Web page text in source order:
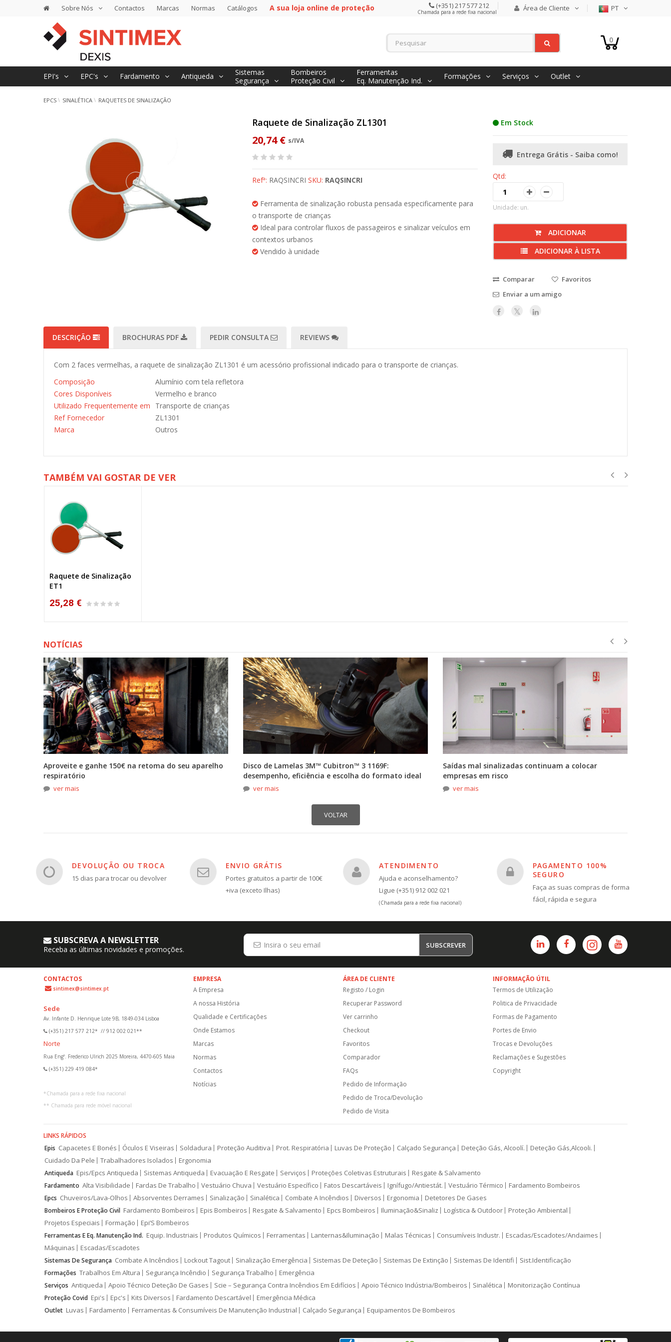
Sobre Nós Contactos Marcas Normas Catálogos A sua loja online de proteção (+351) 217 577 212
Chamada para a rede fixa nacional Área de Cliente PT
0
EPI's EPC's Fardamento Antiqueda
Sistemas
Segurança
Bombeiros
Proteção Civil
Ferramentas
Eq. Manutenção Ind.
Formações Serviços Outlet
EPCS SINALÉTICA RAQUETES DE SINALIZAÇÃO
Raquete de Sinalização ZL1301
20,74 € s/IVA
Refª: RAQSINCRI SKU: RAQSINCRI
Ferramenta de sinalização robusta pensada especificamente para
o transporte de crianças
Ideal para controlar fluxos de passageiros e sinalizar veículos em
contextos urbanos
Vendido à unidade
Em Stock
Entrega Grátis - Saiba como!
Qtd:
Unidade: un.
ADICIONAR
ADICIONAR À LISTA
Comparar
Favoritos
Enviar a um amigo
DESCRIÇÃO BROCHURAS PDF PEDIR CONSULTA REVIEWS
Com 2 faces vermelhas, a raquete de sinalização ZL1301 é um acessório profissional indicado para o transporte de crianças.
Composição
Alumínio com tela refletora
Cores Disponíveis
Vermelho e branco
Utilizado Frequentemente em
Transporte de crianças
Ref Fornecedor
ZL1301
Marca
Outros
TAMBÉM VAI GOSTAR DE VER
Raquete de Sinalização
ET1
25,28 €
NOTÍCIAS
Aproveite e ganhe 150€ na retoma do seu aparelho
respiratório
ver mais
Disco de Lamelas 3M™ Cubitron™ 3 1169F:
desempenho, eficiência e escolha do formato ideal
ver mais
Saídas mal sinalizadas continuam a colocar
empresas em risco
ver mais
DEVOLUÇÃO OU TROCA
15 dias para trocar ou devolver
ENVIO GRÁTIS
Portes gratuitos a partir de 100€
+iva (exceto Ilhas)
ATENDIMENTO
Ajuda e aconselhamento?
Ligue (+351) 912 002 021
(Chamada para a rede fixa nacional)
PAGAMENTO 100%
SEGURO
Faça as suas compras de forma
fácil, rápida e segura
SUBSCREVA A NEWSLETTER
Receba as últimas novidades e promoções. SUBSCREVER
CONTACTOS
sintimex@sintimex.pt
Sede
Av. Infante D. Henrique Lote 9B, 1849-034 Lisboa
(+351) 217 577 212* // 912 002 021**
Norte
Rua Engº. Frederico Ulrich 2025 Moreira, 4470-605 Maia
(+351) 229 419 084*
*Chamada para a rede fixa nacional
** Chamada para rede móvel nacional
EMPRESA
A Empresa
A nossa História
Qualidade e Certificações
Onde Estamos
Marcas
Normas
Contactos
Notícias
ÁREA DE CLIENTE
Registo / Login
Recuperar Password
Ver carrinho
Checkout
Favoritos
Comparador
FAQs
Pedido de Informação
Pedido de Troca/Devolução
Pedido de Visita
INFORMAÇÃO ÚTIL
Termos de Utilização
Politica de Privacidade
Formas de Pagamento
Portes de Envio
Trocas e Devoluções
Reclamações e Sugestões
Copyright
LINKS RÁPIDOS
Epis Capacetes E Bonés Óculos E Viseiras Soldadura Proteção Auditiva Prot. Respiratória Luvas De Proteção Calçado Segurança Deteção Gás, Alcoolí.
Deteção Gás,Alcooli.
Cuidado Da Pele
Trabalhadores Isolados Ergonomia
Antiqueda Epis/Epcs Antiqueda Sistemas Antiqueda Evacuação E Resgate Serviços Proteções Coletivas Estruturais Resgate & Salvamento
Fardamento Alta Visibilidade Fardas De Trabalho Vestuário Chuva Vestuário Específico Fatos Descartáveis Ignífugo/Antiestát. Vestuário Térmico Fardamento Bombeiros
Epcs Chuveiros/Lava-Olhos Absorventes Derrames Sinalização Sinalética Combate A Incêndios Diversos Ergonomia Detetores De Gases
Bombeiros E Proteção Civil Fardamento Bombeiros Epis Bombeiros Resgate & Salvamento Epcs Bombeiros Iluminação&Sinaliz Logística & Outdoor
Proteção Ambiental
Projetos Especiais
Formação Epi’S Bombeiros
Ferramentas E Eq. Manutenção Ind. Equip. Industriais Produtos Químicos Ferramentas Lanternas&Iluminação Malas Técnicas Consumíveis Industr.
Escadas/Escadotes/Andaimes
Máquinas
Escadas/Escadotes
Sistemas De Segurança Combate A Incêndios Lockout Tagout Sinalização Emergência Sistemas De Deteção Sistemas De Extinção Sistemas De Identifi Sist.Identificação
Formações Trabalhos Em Altura Segurança Incêndio Segurança Trabalho Emergência
Serviços Antiqueda Apoio Técnico Deteção De Gases Scie – Segurança Contra Incêndios Em Edifícios Apoio Técnico Indústria/Bombeiros Sinalética Monitorização Contínua
Proteção Covid Epi's Epc's Kits Diversos Fardamento Descartável Emergência Médica
Outlet Luvas Fardamento Ferramentas & Consumíveis De Manutenção Industrial Calçado Segurança Equipamentos De Bombeiros